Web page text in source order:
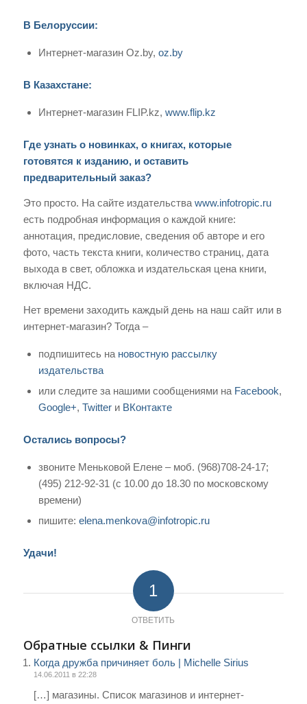
В Белоруссии:
Интернет-магазин Oz.by, oz.by
В Казахстане:
Интернет-магазин FLIP.kz, www.flip.kz
Где узнать о новинках, о книгах, которые
готовятся к изданию, и оставить
предварительный заказ?
Это просто. На сайте издательства www.infotropic.ru
есть подробная информация о каждой книге:
аннотация, предисловие, сведения об авторе и его
фото, часть текста книги, количество страниц, дата
выхода в свет, обложка и издательская цена книги,
включая НДС.
Нет времени заходить каждый день на наш сайт или в
интернет-магазин? Тогда –
подпишитесь на новостную рассылку
издательства
или следите за нашими сообщениями на Facebook,
Google+, Twitterи ВКонтакте
Остались вопросы?
звоните Меньковой Елене – моб. (968)708-24-17;
(495) 212-92-31 (с 10.00 до 18.30 по московскому
времени)
пишите: elena.menkova@infotropic.ru
Удачи!
1
ОТВЕТИТЬ
Обратные ссылки & Пинги
Когда дружба причиняет боль | Michelle Sirius
14.06.2011 в 22:28
[…] магазины. Список магазинов и интернет-